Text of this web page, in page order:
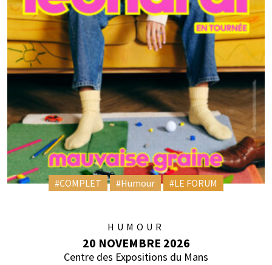
#COMPLET #Humour #LE FORUM
HUMOUR
20 NOVEMBRE 2026
Centre des Expositions du Mans